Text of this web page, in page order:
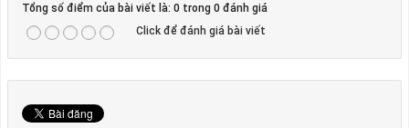
Tổng số điểm của bài viết là: 0 trong 0 đánh giá
Click để đánh giá bài viết